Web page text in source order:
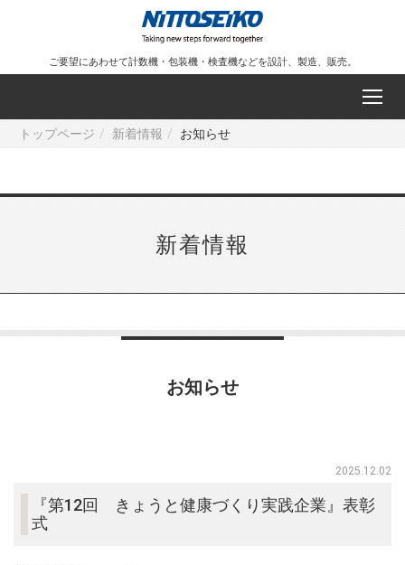
ご要望にあわせて計数機・包装機・検査機などを設計、製造、販売。
トップページ 新着情報 お知らせ
新着情報
お知らせ
2025.12.02
『第12回 きょうと健康づくり実践企業』表彰
式